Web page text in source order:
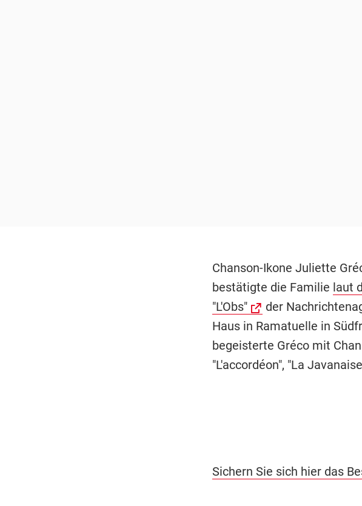
Chanson-Ikone Juliette
bestätigte die Familie laut
"L'Obs"
der
Haus in Ramatuelle in
begeisterte Gréco mit
"L'accordéon", "La
Sichern Sie sich hier das